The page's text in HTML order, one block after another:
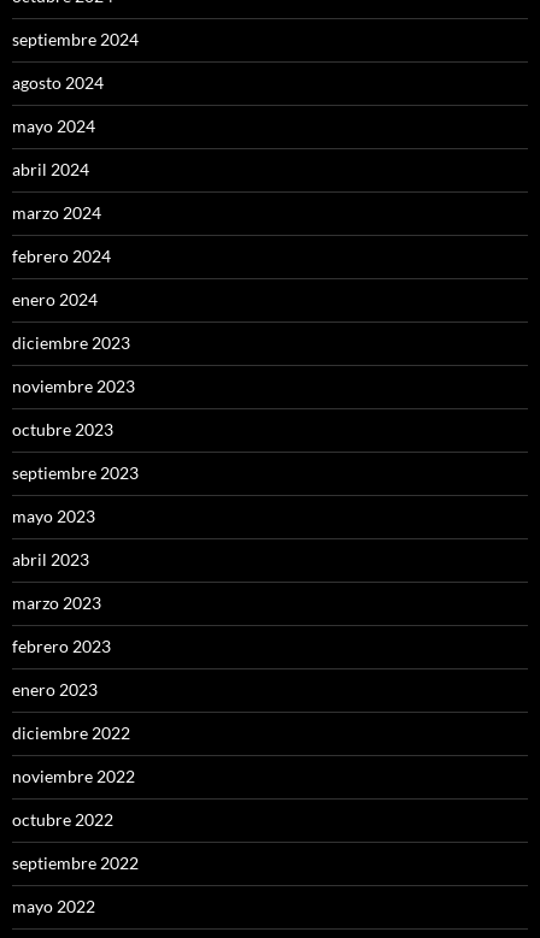
septiembre 2024
agosto 2024
mayo 2024
abril 2024
marzo 2024
febrero 2024
enero 2024
diciembre 2023
noviembre 2023
octubre 2023
septiembre 2023
mayo 2023
abril 2023
marzo 2023
febrero 2023
enero 2023
diciembre 2022
noviembre 2022
octubre 2022
septiembre 2022
mayo 2022